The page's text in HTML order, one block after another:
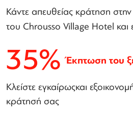
Κάντε απευθείας κράτηση
του Chrousso Village Hotel και
35% Έκπτωση του
Κλείστε εγκαίρωςκαι
κράτησή σας